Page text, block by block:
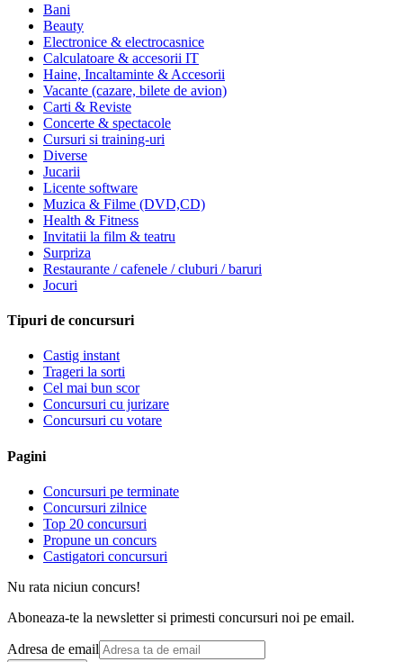
Bani
Beauty
Electronice & electrocasnice
Calculatoare & accesorii IT
Haine, Incaltaminte & Accesorii
Vacante (cazare, bilete de avion)
Carti & Reviste
Concerte & spectacole
Cursuri si training-uri
Diverse
Jucarii
Licente software
Muzica & Filme (DVD,CD)
Health & Fitness
Invitatii la film & teatru
Surpriza
Restaurante / cafenele / cluburi / baruri
Jocuri
Tipuri de concursuri
Castig instant
Trageri la sorti
Cel mai bun scor
Concursuri cu jurizare
Concursuri cu votare
Pagini
Concursuri pe terminate
Concursuri zilnice
Top 20 concursuri
Propune un concurs
Castigatori concursuri
Nu rata niciun concurs!
Aboneaza-te la newsletter si primesti concursuri noi pe email.
Adresa de email